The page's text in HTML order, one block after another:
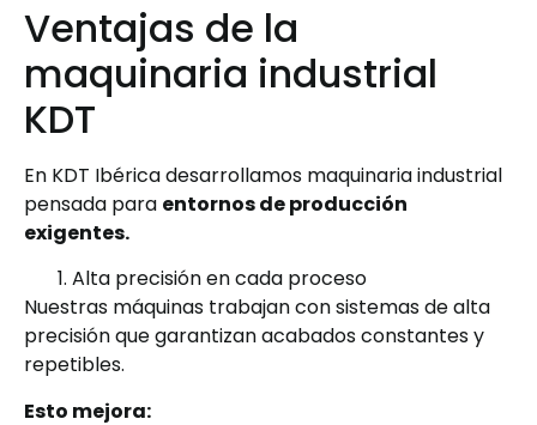
Ventajas de la
maquinaria industrial
KDT
En KDT Ibérica desarrollamos maquinaria industrial
pensada para entornos de producción
exigentes.
Alta precisión en cada proceso
Nuestras máquinas trabajan con sistemas de alta
precisión que garantizan acabados constantes y
repetibles.
Esto mejora: